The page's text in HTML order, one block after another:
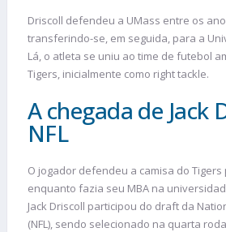
Driscoll defendeu a UMass entre os
transferindo-se, em seguida, para a
Lá, o atleta se uniu ao time de futebol
Tigers, inicialmente como right tackle.
A chegada de Jack
NFL
O jogador defendeu a camisa do
enquanto fazia seu MBA na
Jack Driscoll participou do draft da
(NFL), sendo selecionado na quarta